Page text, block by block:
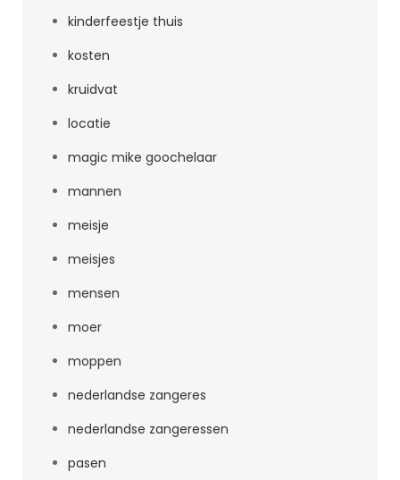
kinderfeestje thuis
kosten
kruidvat
locatie
magic mike goochelaar
mannen
meisje
meisjes
mensen
moer
moppen
nederlandse zangeres
nederlandse zangeressen
pasen